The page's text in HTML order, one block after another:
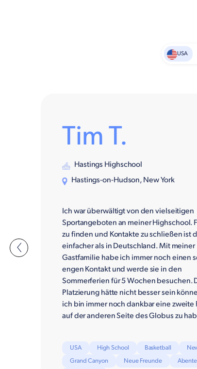
USA
Tim T.
Hastings Highschool
Hastings-on-Hudson, New York
Ich war überwältigt von den vielseitigen
Sportangeboten an meiner Highschool.
zu finden und Kontakte zu schließen ist
einfacher als in Deutschland. Mit meiner
Gastfamilie habe ich immer noch einen
engen Kontakt und werde sie in den
Sommerferien für 5 Wochen besuchen.
Platzierung hätte nicht besser sein
ich bin immer noch dankbar eine zweite
auf der anderen Seite des Globus zu
USA High School Basketball
Grand Canyon
Neue Freunde